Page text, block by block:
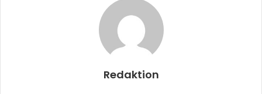
Redaktion